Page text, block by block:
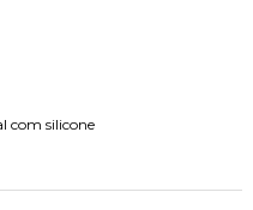
com silicone